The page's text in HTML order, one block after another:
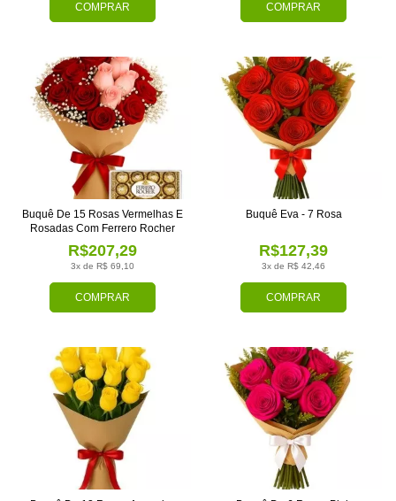
COMPRAR COMPRAR
COMPRAR
3x de R$ 69,10
R$207,29
Buquê De 15 Rosas Vermelhas E
Rosadas Com Ferrero Rocher
COMPRAR
3x de R$ 42,46
R$127,39
Buquê Eva - 7 Rosa